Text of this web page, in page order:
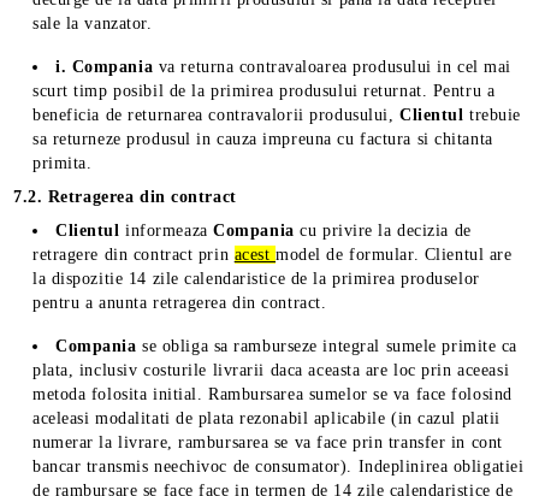
sale la vanzator.
i. Compania va returna contravaloarea produsului in cel mai
scurt timp posibil de la primirea produsului returnat. Pentru a
beneficia de returnarea contravalorii produsului, Clientul trebuie
sa returneze produsul in cauza impreuna cu factura si chitanta
primita.
7.2. Retragerea din contract
Clientul informeazaCompaniacu privire la decizia de
retragere din contract prin acestmodel de formular. Clientul are
la dispozitie 14 zile calendaristice de la primirea produselor
pentru a anunta retragerea din contract.
Companiase obliga sa ramburseze integral sumele primite ca
plata, inclusiv costurile livrarii daca aceasta are loc prin aceeasi
metoda folosita initial. Rambursarea sumelor se va face folosind
aceleasi modalitati de plata rezonabil aplicabile (in cazul platii
numerar la livrare, rambursarea se va face prin transfer in cont
bancar transmis neechivoc de consumator). Indeplinirea obligatiei
de rambursare se face face in termen de 14 zile calendaristice de